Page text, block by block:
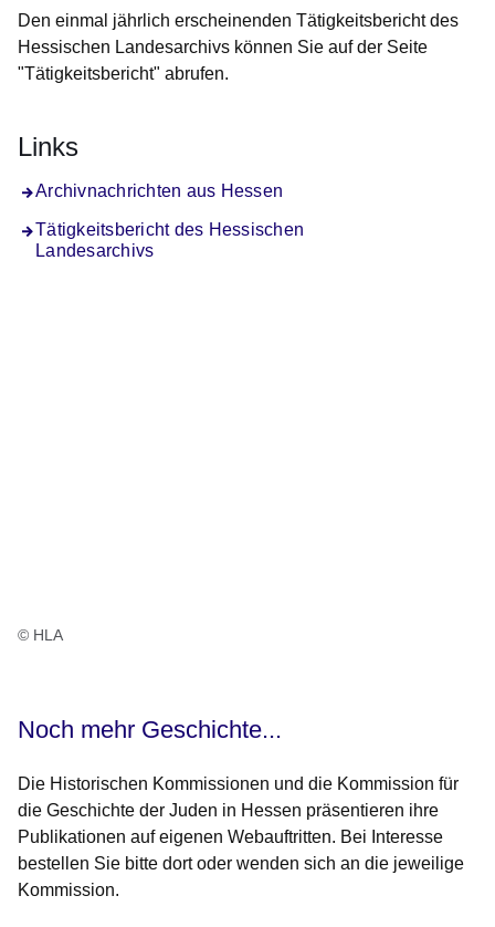
Den einmal jährlich erscheinenden Tätigkeitsbericht des
Hessischen Landesarchivs können Sie auf der Seite
"Tätigkeitsbericht" abrufen.
Links
Archivnachrichten aus Hessen
Tätigkeitsbericht des Hessischen
Landesarchivs
© HLA
Noch mehr Geschichte...
Die Historischen Kommissionen und die Kommission für
die Geschichte der Juden in Hessen präsentieren ihre
Publikationen auf eigenen Webauftritten. Bei Interesse
bestellen Sie bitte dort oder wenden sich an die jeweilige
Kommission.